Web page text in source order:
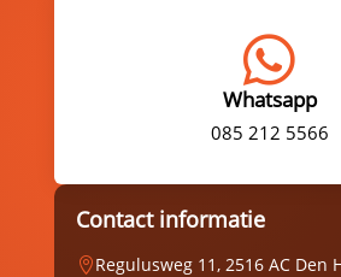

Whatsapp
085 212 5566
Contact informatie
Regulusweg 11, 2516 AC Den